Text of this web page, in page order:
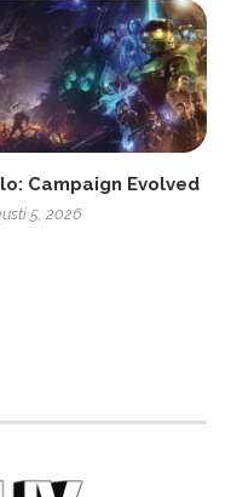
Campaign Evolved
5, 2026